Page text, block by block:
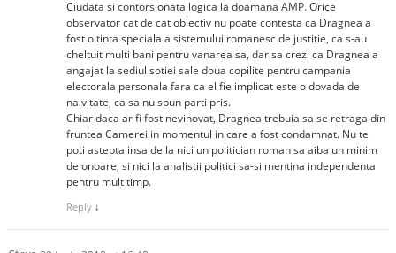
Ciudata si contorsionata logica la doamana AMP. Orice
observator cat de cat obiectiv nu poate contesta ca Dragnea a
fost o tinta speciala a sistemului romanesc de justitie, ca s-au
cheltuit multi bani pentru vanarea sa, dar sa crezi ca Dragnea a
angajat la sediul sotiei sale doua copilite pentru campania
electorala personala fara ca el fie implicat este o dovada de
naivitate, ca sa nu spun parti pris.
Chiar daca ar fi fost nevinovat, Dragnea trebuia sa se retraga din
fruntea Camerei in momentul in care a fost condamnat. Nu te
poti astepta insa de la nici un politician roman sa aiba un minim
de onoare, si nici la analistii politici sa-si mentina independenta
pentru mult timp.
Reply ↓